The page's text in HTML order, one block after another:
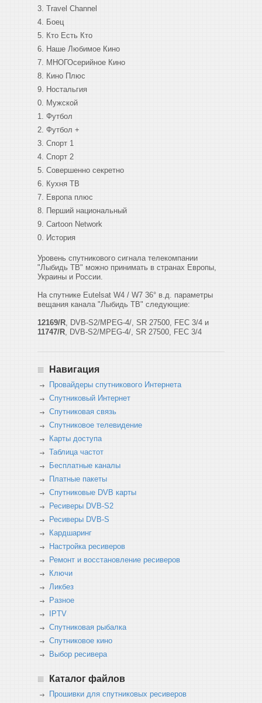
Travel Channel
Боец
Кто Есть Кто
Наше Любимое Кино
МНОГОсерийное Кино
Кино Плюс
Ностальгия
Мужской
Футбол
Футбол +
Спорт 1
Спорт 2
Совершенно секретно
Кухня ТВ
Европа плюс
Перший национальный
Cartoon Network
История
Уровень спутникового сигнала телекомпании
"Лыбидь ТВ" можно принимать в странах Европы,
Украины и России.
На спутнике Eutelsat W4 / W7 36° в.д. параметры
вещания канала "Лыбидь ТВ" следующие:
12169/R, DVB-S2/MPEG-4/, SR 27500, FEC 3/4 и
11747/R, DVB-S2/MPEG-4/, SR 27500, FEC 3/4
Навигация
Провайдеры спутникового Интернета
Спутниковый Интернет
Спутниковая связь
Спутниковое телевидение
Карты доступа
Таблица частот
Бесплатные каналы
Платные пакеты
Спутниковые DVB карты
Ресиверы DVB-S2
Ресиверы DVB-S
Кардшаринг
Настройка ресиверов
Ремонт и восстановление ресиверов
Ключи
Ликбез
Разное
IPTV
Спутниковая рыбалка
Спутниковое кино
Выбор ресивера
Каталог файлов
Прошивки для спутниковых ресиверов